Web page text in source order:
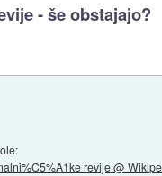
- še obstajajo?
revije @